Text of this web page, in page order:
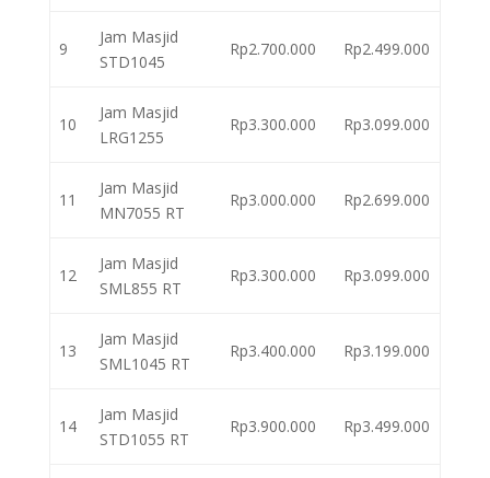
9
Jam Masjid
STD1045
Rp2.700.000 Rp2.499.000
10
Jam Masjid
LRG1255
Rp3.300.000 Rp3.099.000
11
Jam Masjid
MN7055 RT
Rp3.000.000 Rp2.699.000
12
Jam Masjid
SML855 RT
Rp3.300.000 Rp3.099.000
13
Jam Masjid
SML1045 RT
Rp3.400.000 Rp3.199.000
14
Jam Masjid
STD1055 RT
Rp3.900.000 Rp3.499.000